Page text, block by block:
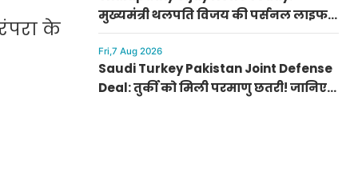
के
मुख्यमंत्री थलपति विजय की पर्सनल लाइफ
से जुड़ी बड़ी खबर, पत्नी संगीता संग सुलझा
विवाद
Fri,7 Aug 2026
Saudi Turkey Pakistan Joint Defense
Deal: तुर्की को मिली परमाणु छतरी! जानिए